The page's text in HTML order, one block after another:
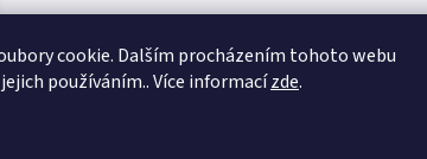
cookie. Dalším procházením tohoto webu
používáním.. Více informacízde.
cookies